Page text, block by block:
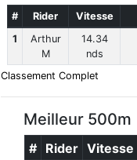
# Rider Vitesse
1
Arthur
M
14.34
nds
Classement Complet
Meilleur 500m
# Rider Vitesse